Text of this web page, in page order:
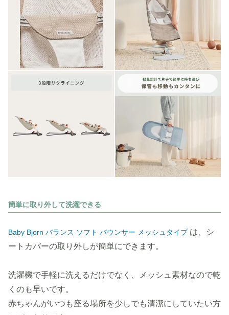
簡単に取り外して洗濯できる
Baby Bjorn バランス ソフト バウンサー メッシュタイプ は、シ
ートカバーの取り外しが簡単にできます。
洗濯機で手軽に洗えるだけでなく、メッシュ素材なので乾
くのも早いです。
赤ちゃんがいつも座る場所を少しでも清潔にしていたい方